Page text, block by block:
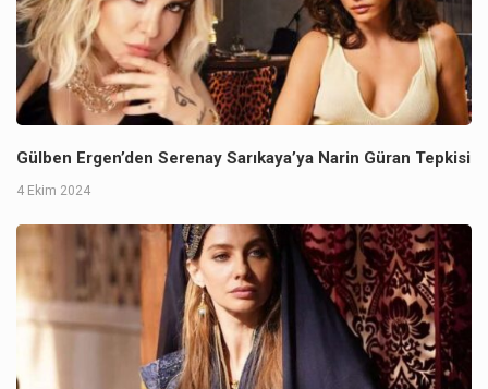
Gülben Ergen’den Serenay Sarıkaya’ya Narin Güran Tepkisi
4 Ekim 2024